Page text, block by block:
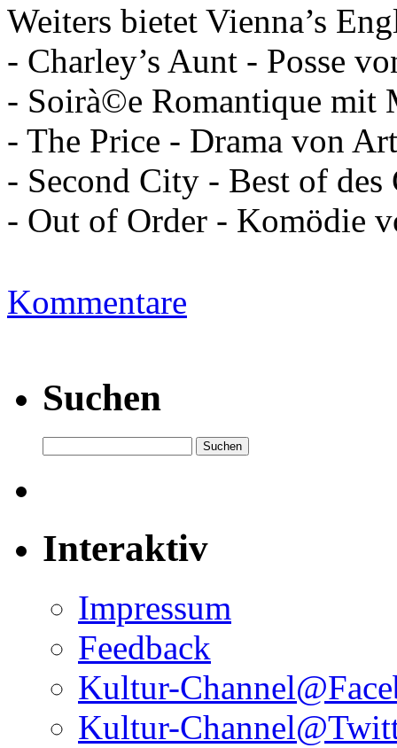
Weiters bietet Vienna’s
- Charley’s Aunt - Posse
- Soirà©e Romantique mit
- The Price - Drama von
- Second City - Best of
- Out of Order - Komödie
Kommentare
Suchen
Interaktiv
Impressum
Feedback
Kultur-
Kultur-